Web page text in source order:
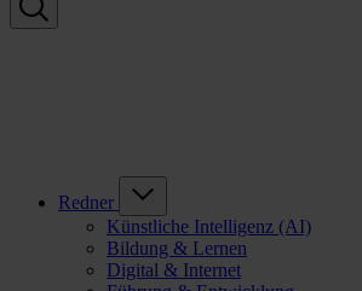
Redner
Künstliche Intelligenz (AI)
Bildung & Lernen
Digital & Internet